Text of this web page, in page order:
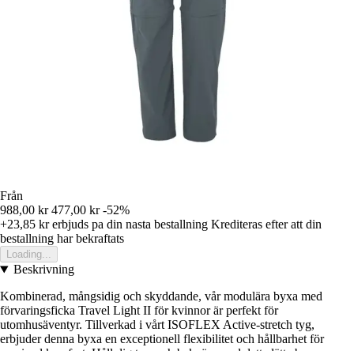
Från
988,00 kr 477,00 kr -52%
+23,85 krerbjuds pa din nasta bestallning Krediteras efter att din
bestallning har bekraftats
Loading...
Beskrivning
Kombinerad, mångsidig och skyddande, vår modulära byxa med
förvaringsficka Travel Light II för kvinnor är perfekt för
utomhusäventyr. Tillverkad i vårt ISOFLEX Active-stretch tyg,
erbjuder denna byxa en exceptionell flexibilitet och hållbarhet för